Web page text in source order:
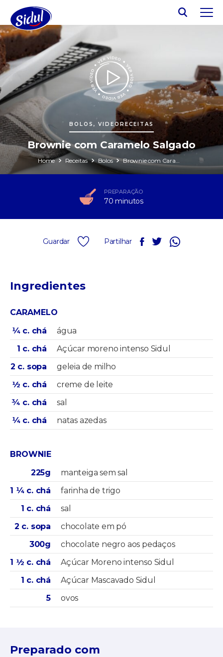
BOLOS, VIDEORECEITAS
Brownie com Caramelo Salgado
Home Receitas Bolos Brownie com Caramelo Salgado
PREPARAÇÃO
70 minutos
Guardar Partilhar
Ingredientes
CARAMELO
¼ c. chá
água
1 c. chá
Açúcar moreno intenso Sidul
2 c. sopa
geleia de milho
½ c. chá
creme de leite
¾ c. chá
sal
¼ c. chá
natas azedas
BROWNIE
225g
manteiga sem sal
1 ¼ c. chá
farinha de trigo
1 c. chá
sal
2 c. sopa
chocolate em pó
300g
chocolate negro aos pedaços
1 ½ c. chá
Açúcar Moreno intenso Sidul
1 c. chá
Açúcar Mascavado Sidul
5
ovos
Preparado com